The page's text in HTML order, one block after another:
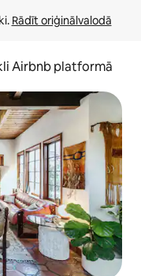
Rādīt oriģinālvalodā
Airbnb platformā